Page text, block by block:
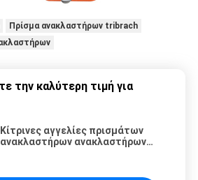
Πρίσμα ανακλαστήρων tribrach
την καλύτερη τιμή για
Κίτρινες αγγελίες πρισμάτων
ανακλαστήρων ανακλαστήρων